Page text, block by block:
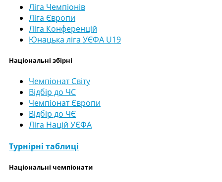
Ліга Чемпіонів
Ліга Європи
Ліга Конференцій
Юнацька ліга УЄФА U19
Національні збірні
Чемпіонат Світу
Відбір до ЧС
Чемпіонат Європи
Відбір до ЧЄ
Ліга Націй УЄФА
Турнірні таблиці
Національні чемпіонати